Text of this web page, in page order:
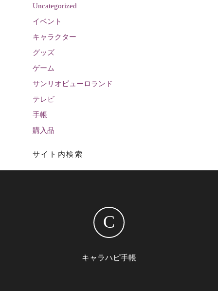
Uncategorized
イベント
キャラクター
グッズ
ゲーム
サンリオピューロランド
テレビ
手帳
購入品
サイト内検索
C
キャラハピ手帳